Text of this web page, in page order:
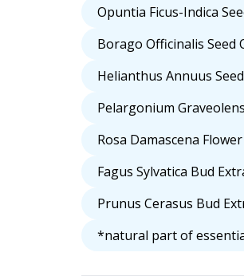
Opuntia Ficus-Indica
Borago Officinalis Seed
Helianthus Annuus
Pelargonium
Rosa Damascena
Fagus Sylvatica Bud
Prunus Cerasus Bud
*natural part of